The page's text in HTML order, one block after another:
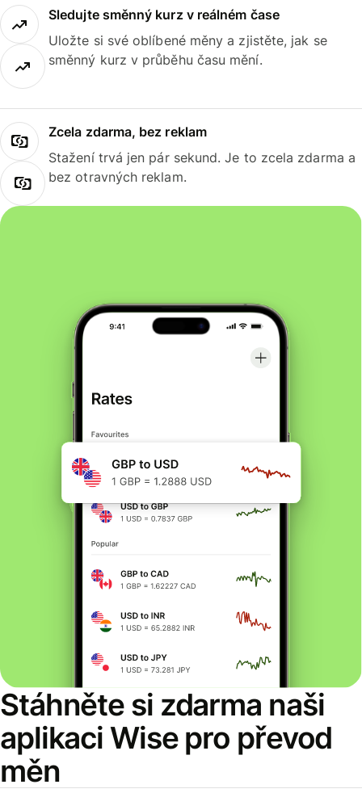
Sledujte směnný kurz v reálném čase
Uložte si své oblíbené měny a zjistěte, jak se
směnný kurz v průběhu času mění.
Zcela zdarma, bez reklam
Stažení trvá jen pár sekund. Je to zcela zdarma a
bez otravných reklam.
Stáhněte si zdarma naši
aplikaci Wise pro převod
měn